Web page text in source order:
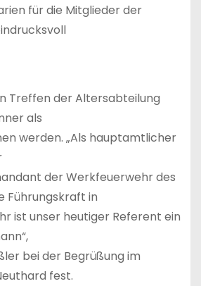
für die Mitglieder der
Treffen der Altersabteilung
als
werden. „Als hauptamtlicher
der Werkfeuerwehr des
Führungskraft in
ist unser heutiger Referent ein
bei der Begrüßung im
fest.